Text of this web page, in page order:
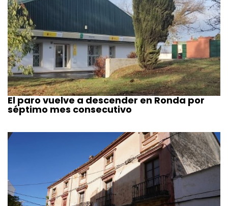
El paro vuelve a descender en Ronda por
séptimo mes consecutivo